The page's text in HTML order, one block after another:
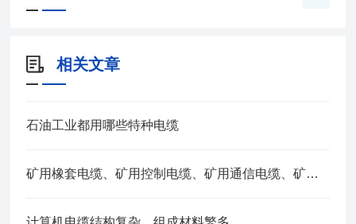
相关文章
石油工业都用哪些特种电缆
矿用橡套电缆、矿用控制电缆、矿用通信电缆、矿用电力电缆、矿用计算机电缆区别，看完不选错